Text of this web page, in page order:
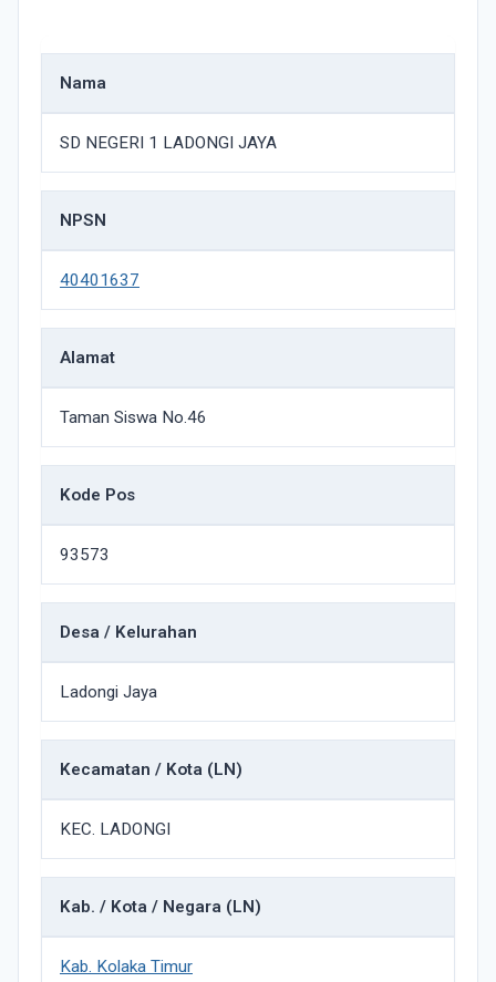
Nama
SD NEGERI 1 LADONGI JAYA
NPSN
40401637
Alamat
Taman Siswa No.46
Kode Pos
93573
Desa / Kelurahan
Ladongi Jaya
Kecamatan / Kota (LN)
KEC. LADONGI
Kab. / Kota / Negara (LN)
Kab. Kolaka Timur